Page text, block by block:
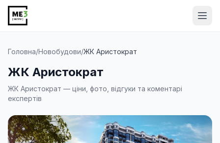
Головна/Новобудови/ЖК Аристократ
ЖК Аристократ
ЖК Аристократ — ціни, фото, відгуки та коментарі
експертів